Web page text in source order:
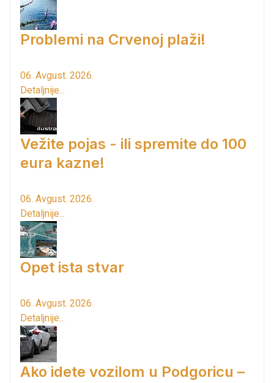
Problemi na Crvenoj plaži!
06. Avgust. 2026.
Detaljnije...
Vežite pojas - ili spremite do 100
eura kazne!
06. Avgust. 2026.
Detaljnije...
Opet ista stvar
06. Avgust. 2026.
Detaljnije...
Ako idete vozilom u Podgoricu –